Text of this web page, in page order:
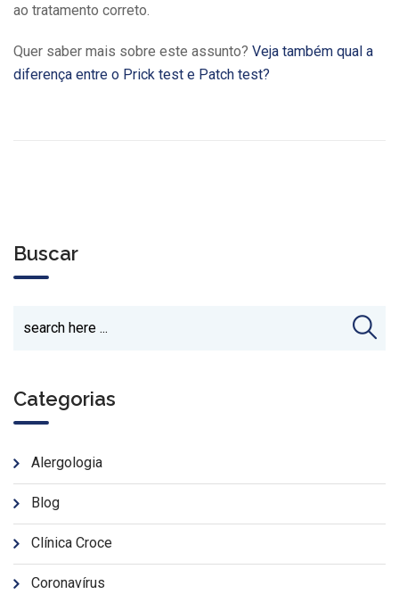
ao tratamento correto.
Quer saber mais sobre este assunto? Veja também qual a
diferença entre o Prick test e Patch test?
Buscar
Categorias
Alergologia
Blog
Clínica Croce
Coronavírus